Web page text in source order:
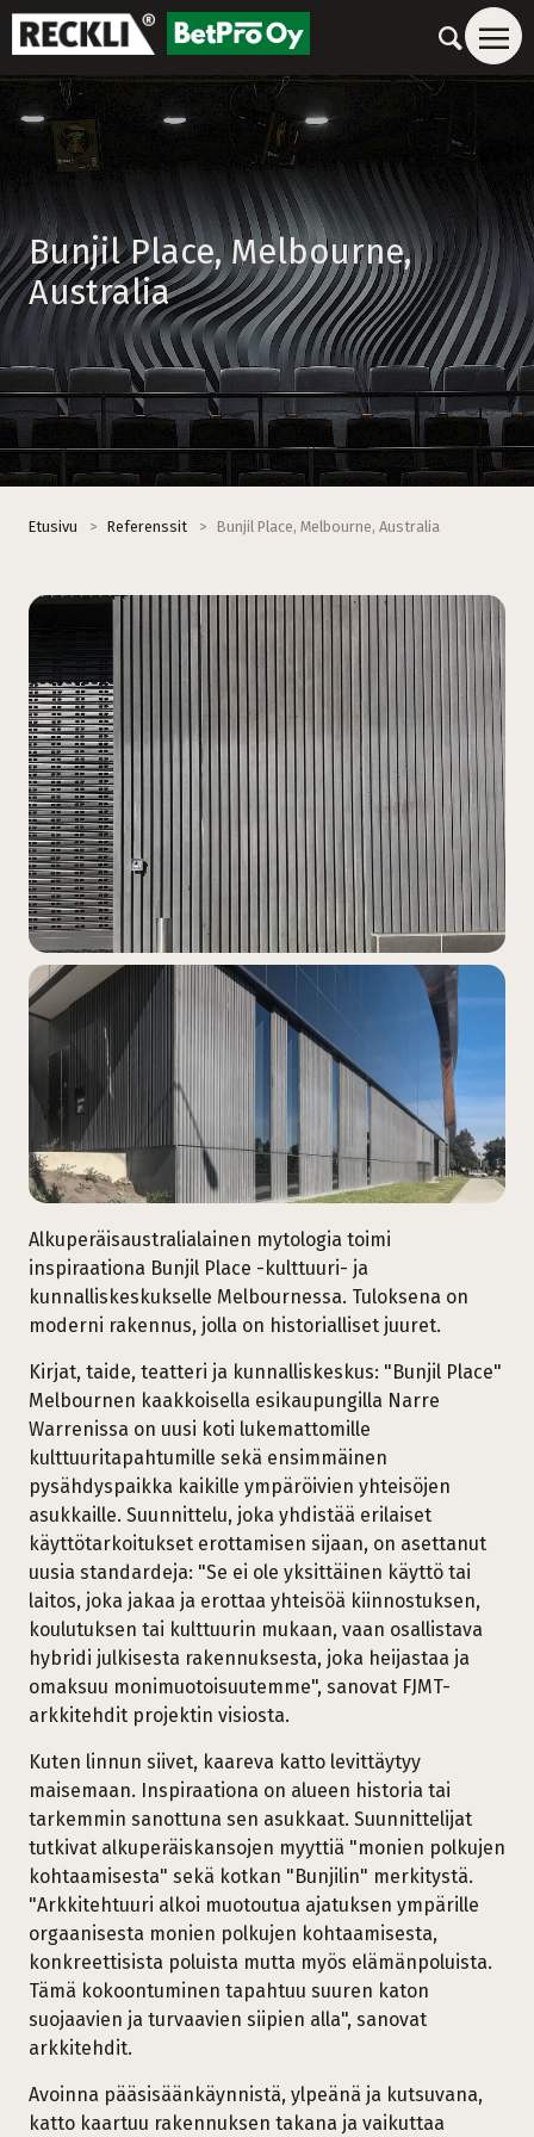
Bunjil Place, Melbourne,
Australia
Etusivu > Referenssit > Bunjil Place, Melbourne, Australia
Alkuperäisaustralialainen mytologia toimi
inspiraationa Bunjil Place -kulttuuri- ja
kunnalliskeskukselle Melbournessa. Tuloksena on
moderni rakennus, jolla on historialliset juuret.
Kirjat, taide, teatteri ja kunnalliskeskus: "Bunjil Place"
Melbournen kaakkoisella esikaupungilla Narre
Warrenissa on uusi koti lukemattomille
kulttuuritapahtumille sekä ensimmäinen
pysähdyspaikka kaikille ympäröivien yhteisöjen
asukkaille. Suunnittelu, joka yhdistää erilaiset
käyttötarkoitukset erottamisen sijaan, on asettanut
uusia standardeja: "Se ei ole yksittäinen käyttö tai
laitos, joka jakaa ja erottaa yhteisöä kiinnostuksen,
koulutuksen tai kulttuurin mukaan, vaan osallistava
hybridi julkisesta rakennuksesta, joka heijastaa ja
omaksuu monimuotoisuutemme", sanovat FJMT-
arkkitehdit projektin visiosta.
Kuten linnun siivet, kaareva katto levittäytyy
maisemaan. Inspiraationa on alueen historia tai
tarkemmin sanottuna sen asukkaat. Suunnittelijat
tutkivat alkuperäiskansojen myyttiä "monien polkujen
kohtaamisesta" sekä kotkan "Bunjilin" merkitystä.
"Arkkitehtuuri alkoi muotoutua ajatuksen ympärille
orgaanisesta monien polkujen kohtaamisesta,
konkreettisista poluista mutta myös elämänpoluista.
Tämä kokoontuminen tapahtuu suuren katon
suojaavien ja turvaavien siipien alla", sanovat
arkkitehdit.
Avoinna pääsisäänkäynnistä, ylpeänä ja kutsuvana,
katto kaartuu rakennuksen takana ja vaikuttaa